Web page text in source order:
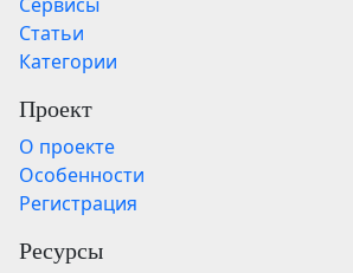
Статьи
Категории
Проект
О проекте
Особенности
Регистрация
Ресурсы